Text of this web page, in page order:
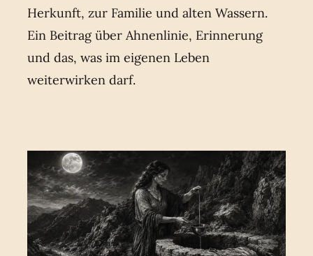
Herkunft, zur Familie und alten Wassern.
Ein Beitrag über Ahnenlinie, Erinnerung
und das, was im eigenen Leben
weiterwirken darf.